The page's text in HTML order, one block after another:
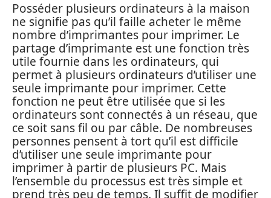
Posséder plusieurs ordinateurs à la maison
ne signifie pas qu’il faille acheter le même
nombre d’imprimantes pour imprimer. Le
partage d’imprimante est une fonction très
utile fournie dans les ordinateurs, qui
permet à plusieurs ordinateurs d’utiliser une
seule imprimante pour imprimer. Cette
fonction ne peut être utilisée que si les
ordinateurs sont connectés à un réseau, que
ce soit sans fil ou par câble. De nombreuses
personnes pensent à tort qu’il est difficile
d’utiliser une seule imprimante pour
imprimer à partir de plusieurs PC. Mais
l’ensemble du processus est très simple et
prend très peu de temps. Il suffit de modifier